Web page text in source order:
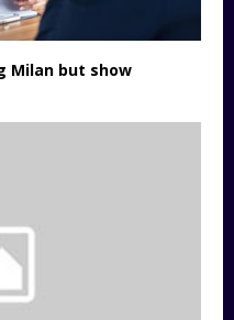
Milan but show